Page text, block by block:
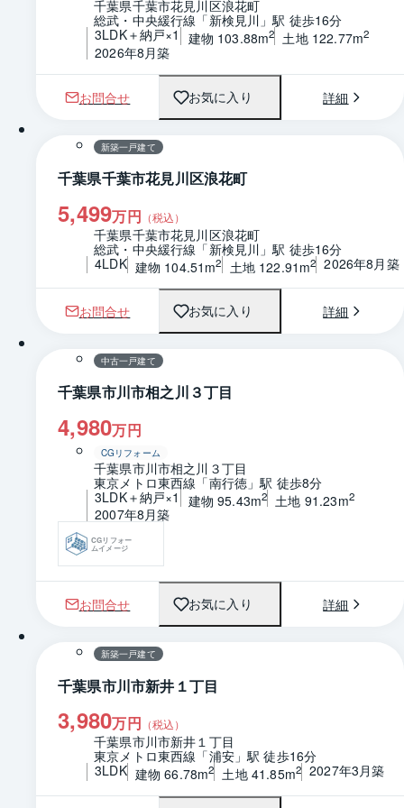
千葉県千葉市花見川区浪花町
総武・中央緩行線「新検見川」駅 徒歩16分
3LDK＋納戸×1
建物 103.88m2 土地 122.77m2
2026年8月築
お問合せ お気に入り 詳細
1 / 0 間取り
新築一戸建て
千葉県千葉市花見川区浪花町
5,499万円 （税込）
千葉県千葉市花見川区浪花町
総武・中央緩行線「新検見川」駅 徒歩16分
4LDK 建物 104.51m2 土地 122.91m2 2026年8月築
お問合せ お気に入り 詳細
1 / 0 間取り
中古一戸建て
千葉県市川市相之川３丁目
4,980万円
CGリフォーム
千葉県市川市相之川３丁目
東京メトロ東西線「南行徳」駅 徒歩8分
3LDK＋納戸×1
建物 95.43m2 土地 91.23m2
2007年8月築
CGリフォー
ムイメージ
お問合せ お気に入り 詳細
1 / 0 間取り
新築一戸建て
千葉県市川市新井１丁目
3,980万円 （税込）
千葉県市川市新井１丁目
東京メトロ東西線「浦安」駅 徒歩16分
3LDK 建物 66.78m2 土地 41.85m2 2027年3月築